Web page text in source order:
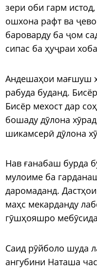
зери оби гарм
ошхона рафт ва
бароварду ба ҷом
сипас ба ҳуҷраи
Андешаҳои мағшуш
рабуда буданд.
Бисёр мехост дар
бошаду дӯлона
шикамсерӣ дӯлона
Нав ғанабаш бурда
мулоиме ба
даромаданд.
маҳс мекарданду
гӯшҳояшро
Саид рӯйболо шуда
ангубини Наташа